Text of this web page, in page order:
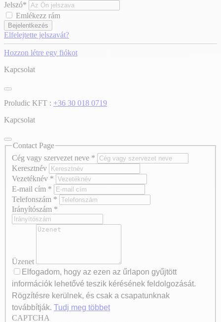
Jelszó*
Emlékezz rám
Bejelentkezés
Elfelejtette jelszavát?
Hozzon létre egy fiókot
Kapcsolat
Proludic KFT : +36 30 018 0719
Kapcsolat
Contact Page
Cég vagy szervezet neve *
Keresztnév
Vezetéknév *
E-mail cím *
Telefonszám *
Irányítószám *
Üzenet
Elfogadom, hogy az ezen az űrlapon gyűjtött
információk lehetővé teszik kérésének feldolgozását.
Rögzítésre kerülnek, és csak a csapatunknak
továbbítják. Tudj meg többet
Axeptio consent
CAPTCHA